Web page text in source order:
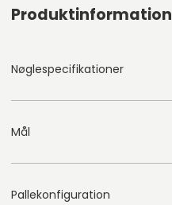
Produktinformation
Nøglespecifikationer
Mål
Pallekonfiguration